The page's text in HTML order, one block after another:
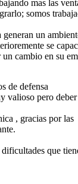
mas las
somos
un
se
cambio en su
de defensa
valioso pero
, gracias por las
dificultades que